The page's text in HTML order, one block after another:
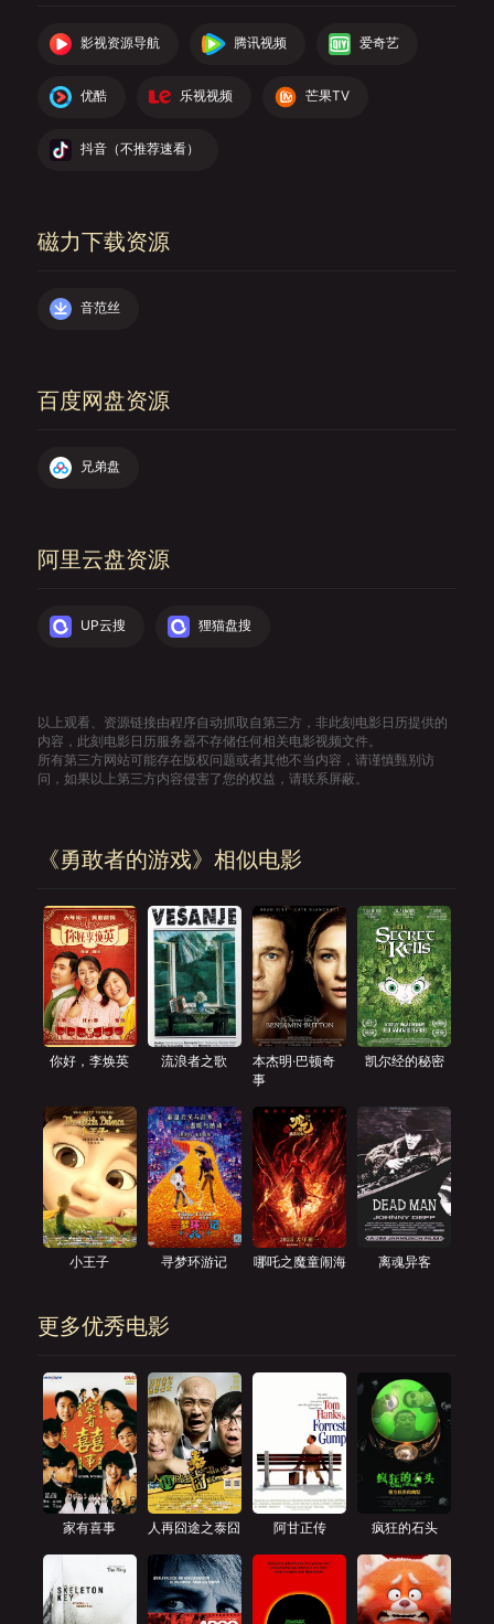
影视资源导航 腾讯视频 爱奇艺
优酷 乐视视频 芒果TV
抖音（不推荐速看）
磁力下载资源
音范丝
百度网盘资源
兄弟盘
阿里云盘资源
UP云搜 狸猫盘搜
以上观看、资源链接由程序自动抓取自第三方，非此刻电影日历提供的
内容，此刻电影日历服务器不存储任何相关电影视频文件。
所有第三方网站可能存在版权问题或者其他不当内容，请谨慎甄别访
问，如果以上第三方内容侵害了您的权益，请联系屏蔽。
《勇敢者的游戏》相似电影
你好，李焕英 流浪者之歌
本杰明·巴顿奇
事
凯尔经的秘密
小王子 寻梦环游记 哪吒之魔童闹海 离魂异客
更多优秀电影
家有喜事 人再囧途之泰囧 阿甘正传 疯狂的石头